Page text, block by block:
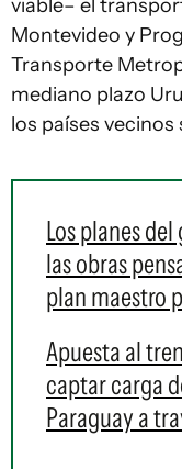
viable– el
Montevideo y
Transporte
mediano plazo
los países vecinos
Los planes
las obras
plan maestro
Apuesta al
captar carga
Paraguay a